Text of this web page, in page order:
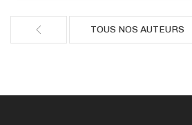
TOUS NOS AUTEURS